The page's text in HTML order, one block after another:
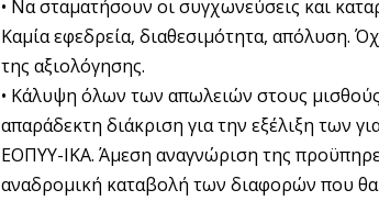
• Να σταματήσουν οι συγχωνεύσεις και
Καμία εφεδρεία, διαθεσιμότητα, απόλυση.
της αξιολόγησης.
• Κάλυψη όλων των απωλειών στους
απαράδεκτη διάκριση για την εξέλιξη των
ΕΟΠΥΥ-ΙΚΑ. Άμεση αναγνώριση της
αναδρομική καταβολή των διαφορών που